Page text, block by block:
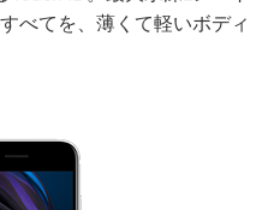
べてを、薄くて軽いボディ